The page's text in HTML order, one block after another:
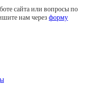
сайта или вопросы по
нам через форму